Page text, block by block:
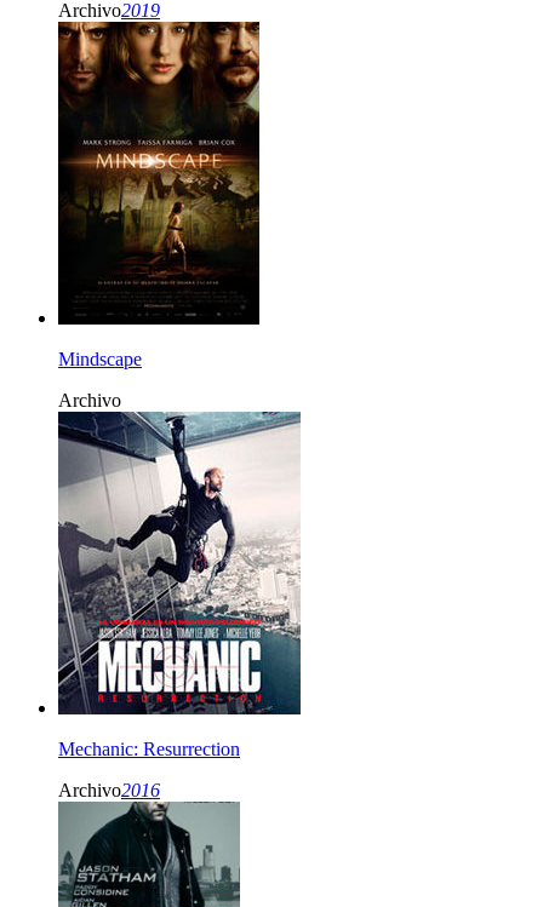
Archivo2019
Mindscape
Archivo
Mechanic: Resurrection
Archivo2016